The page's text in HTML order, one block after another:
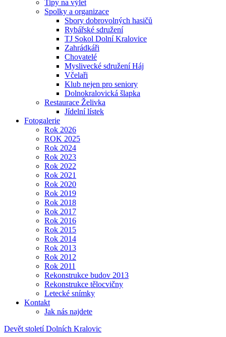
Tipy na výlet
Spolky a organizace
Sbory dobrovolných hasičů
Rybářské sdružení
TJ Sokol Dolní Kralovice
Zahrádkáři
Chovatelé
Myslivecké sdružení Háj
Včelaři
Klub nejen pro seniory
Dolnokralovická šlapka
Restaurace Želivka
Jídelní lístek
Fotogalerie
Rok 2026
ROK 2025
Rok 2024
Rok 2023
Rok 2022
Rok 2021
Rok 2020
Rok 2019
Rok 2018
Rok 2017
Rok 2016
Rok 2015
Rok 2014
Rok 2013
Rok 2012
Rok 2011
Rekonstrukce budov 2013
Rekonstrukce tělocvičny
Letecké snímky
Kontakt
Jak nás najdete
Devět století Dolních Kralovic